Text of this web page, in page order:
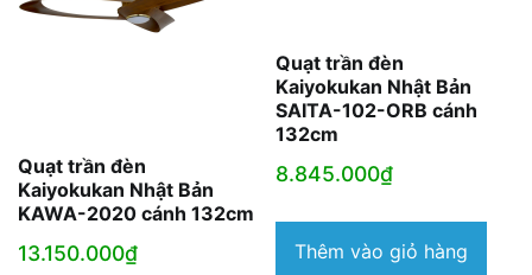
Quạt trần đèn
Kaiyokukan Nhật Bản
KAWA-2020 cánh 132cm
13.150.000₫
Quạt trần đèn
Kaiyokukan Nhật Bản
SAITA-102-ORB cánh
132cm
8.845.000₫
Thêm vào giỏ hàng